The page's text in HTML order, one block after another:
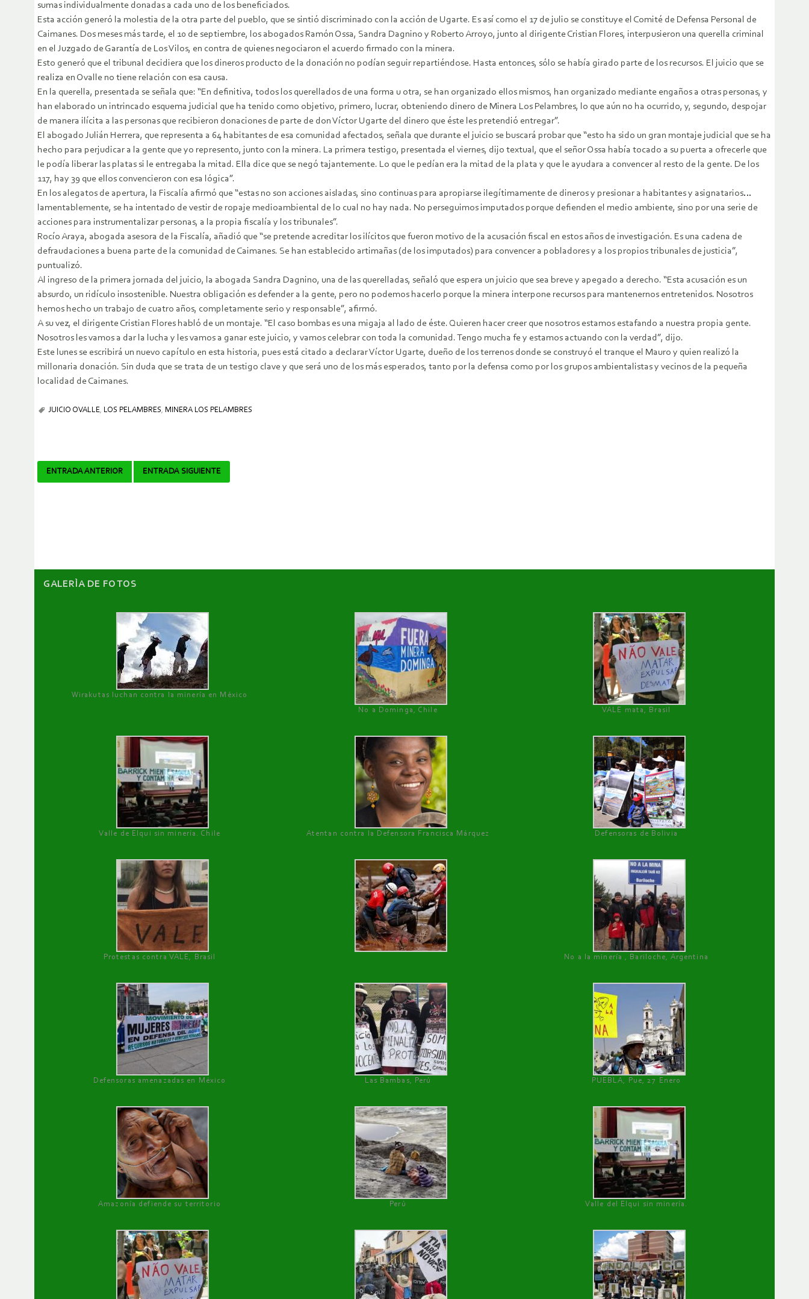
sumas individualmente donadas a cada uno de los beneficiados.
Esta acción generó la molestia de la otra parte del pueblo, que se sintió discriminado con la acción de Ugarte. Es así como el 17 de julio se constituye el Comité de Defensa Personal de
Caimanes. Dos meses más tarde, el 10 de septiembre, los abogados Ramón Ossa, Sandra Dagnino y Roberto Arroyo, junto al dirigente Cristian Flores, interpusieron una querella criminal
en el Juzgado de Garantía de Los Vilos, en contra de quienes negociaron el acuerdo firmado con la minera.
Esto generó que el tribunal decidiera que los dineros producto de la donación no podían seguir repartiéndose. Hasta entonces, sólo se había girado parte de los recursos. El juicio que se
realiza en Ovalle no tiene relación con esa causa.
En la querella, presentada se señala que: “En definitiva, todos los querellados de una forma u otra, se han organizado ellos mismos, han organizado mediante engaños a otras personas, y
han elaborado un intrincado esquema judicial que ha tenido como objetivo, primero, lucrar, obteniendo dinero de Minera Los Pelambres, lo que aún no ha ocurrido, y, segundo, despojar
de manera ilícita a las personas que recibieron donaciones de parte de don Víctor Ugarte del dinero que éste les pretendió entregar”.
El abogado Julián Herrera, que representa a 64 habitantes de esa comunidad afectados, señala que durante el juicio se buscará probar que “esto ha sido un gran montaje judicial que se ha
hecho para perjudicar a la gente que yo represento, junto con la minera. La primera testigo, presentada el viernes, dijo textual, que el señor Ossa había tocado a su puerta a ofrecerle que
le podía liberar las platas si le entregaba la mitad. Ella dice que se negó tajantemente. Lo que le pedían era la mitad de la plata y que le ayudara a convencer al resto de la gente. De los
117, hay 39 que ellos convencieron con esa lógica”.
En los alegatos de apertura, la Fiscalía afirmó que “estas no son acciones aisladas, sino continuas para apropiarse ilegítimamente de dineros y presionar a habitantes y asignatarios…
lamentablemente, se ha intentado de vestir de ropaje medioambiental de lo cual no hay nada. No perseguimos imputados porque defienden el medio ambiente, sino por una serie de
acciones para instrumentalizar personas, a la propia fiscalía y los tribunales”.
Rocío Araya, abogada asesora de la Fiscalía, añadió que “se pretende acreditar los ilícitos que fueron motivo de la acusación fiscal en estos años de investigación. Es una cadena de
defraudaciones a buena parte de la comunidad de Caimanes. Se han establecido artimañas (de los imputados) para convencer a pobladores y a los propios tribunales de justicia”,
puntualizó.
Al ingreso de la primera jornada del juicio, la abogada Sandra Dagnino, una de las querelladas, señaló que espera un juicio que sea breve y apegado a derecho. “Esta acusación es un
absurdo, un ridículo insostenible. Nuestra obligación es defender a la gente, pero no podemos hacerlo porque la minera interpone recursos para mantenernos entretenidos. Nosotros
hemos hecho un trabajo de cuatro años, completamente serio y responsable”, afirmó.
A su vez, el dirigente Cristian Flores habló de un montaje. “El caso bombas es una migaja al lado de éste. Quieren hacer creer que nosotros estamos estafando a nuestra propia gente.
Nosotros les vamos a dar la lucha y les vamos a ganar este juicio, y vamos celebrar con toda la comunidad. Tengo mucha fe y estamos actuando con la verdad”, dijo.
Este lunes se escribirá un nuevo capítulo en esta historia, pues está citado a declarar Víctor Ugarte, dueño de los terrenos donde se construyó el tranque el Mauro y quien realizó la
millonaria donación. Sin duda que se trata de un testigo clave y que será uno de los más esperados, tanto por la defensa como por los grupos ambientalistas y vecinos de la pequeña
localidad de Caimanes.
JUICIO OVALLE, LOS PELAMBRES, MINERA LOS PELAMBRES
Navegador
ENTRADA ANTERIOR ENTRADA SIGUIENTE
GALERÌA DE FOTOS
Wirakutas luchan contra la minería en México
No a Dominga, Chile
VALE mata, Brasil
Valle de Elqui sin minería. Chile Atentan contra la Defensora Francisca Márquez Defensoras de Bolivia
Protestas contra VALE, Brasil No a la minería , Bariloche, Argentina
Defensoras amenazadas en México Las Bambas, Perú PUEBLA, Pue, 27 Enero
Amazonía defiende su territorio Perú Valle del Elqui sin minería.